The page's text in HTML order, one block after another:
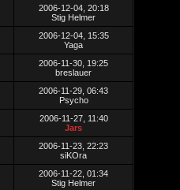
2006-12-04, 20:18
Stig Helmer
2006-12-04, 15:35
Yaga
2006-11-30, 19:25
breslauer
2006-11-29, 06:43
Psycho
2006-11-27, 11:40
Jars
2006-11-23, 22:23
siKOra
2006-11-22, 01:34
Stig Helmer